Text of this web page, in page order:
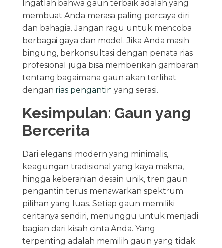
Ingatlah bahwa gaun terbaik adalah yang
membuat Anda merasa paling percaya diri
dan bahagia. Jangan ragu untuk mencoba
berbagai gaya dan model. Jika Anda masih
bingung, berkonsultasi dengan penata rias
profesional juga bisa memberikan gambaran
tentang bagaimana gaun akan terlihat
dengan rias pengantin yang serasi.
Kesimpulan: Gaun yang
Bercerita
Dari elegansi modern yang minimalis,
keagungan tradisional yang kaya makna,
hingga keberanian desain unik, tren gaun
pengantin terus menawarkan spektrum
pilihan yang luas. Setiap gaun memiliki
ceritanya sendiri, menunggu untuk menjadi
bagian dari kisah cinta Anda. Yang
terpenting adalah memilih gaun yang tidak